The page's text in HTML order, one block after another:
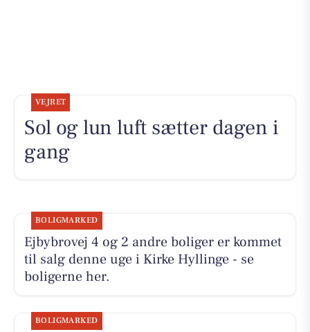
VEJRET
Sol og lun luft sætter dagen i
gang
BOLIGMARKED
Ejbybrovej 4 og 2 andre boliger er kommet
til salg denne uge i Kirke Hyllinge - se
boligerne her.
BOLIGMARKED